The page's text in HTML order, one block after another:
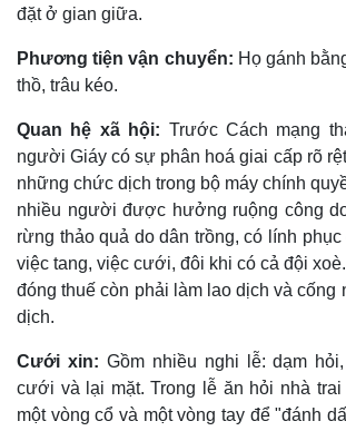
đặt ở gian giữa.
Phương tiện vận chuyển: Họ gánh
thồ, trâu kéo.
Quan hệ xã hội: Trước Cách mạng
người Giáy có sự phân hoá giai cấp rõ
những chức dịch trong bộ máy chính
nhiều người được hưởng ruộng công
rừng thảo quả do dân trồng, có lính
việc tang, việc cưới, đôi khi có cả đội
đóng thuế còn phải làm lao dịch và cống
dịch.
Cưới xin: Gồm nhiều nghi lễ: dạm
cưới và lại mặt. Trong lễ ăn hỏi nhà
một vòng cổ và một vòng tay để "đánh